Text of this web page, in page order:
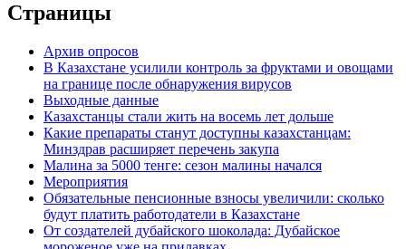
Страницы
Архив опросов
В Казахстане усилили контроль за фруктами и овощами
на границе после обнаружения вирусов
Выходные данные
Казахстанцы стали жить на восемь лет дольше
Какие препараты станут доступны казахстанцам:
Минздрав расширяет перечень закупа
Малина за 5000 тенге: сезон малины начался
Мероприятия
Обязательные пенсионные взносы увеличили: сколько
будут платить работодатели в Казахстане
От создателей дубайского шоколада: Дубайское